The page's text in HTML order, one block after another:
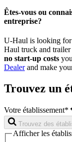
Êtes-vous ou
entreprise?
U-Haul is looking for
Haul truck and
no start-up costs
Dealerand make
Trouvez un
Votre établissement*
Trouvez des
Afficher les